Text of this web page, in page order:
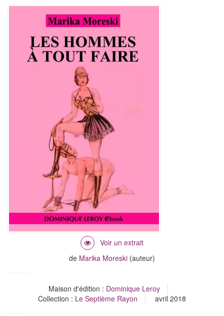
de Marika Moreski (auteur)
Maison d'édition : Dominique Leroy
Collection : Le Septième Rayon avril 2018